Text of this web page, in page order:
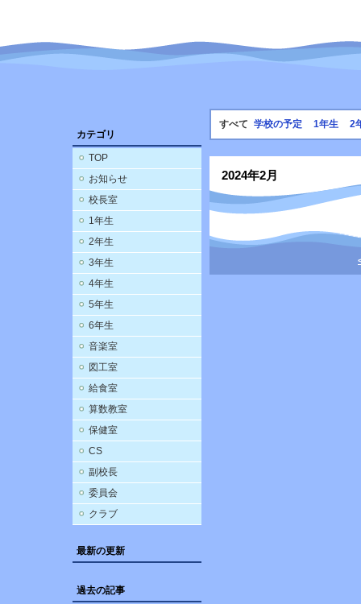
カテゴリ
TOP
お知らせ
校長室
1年生
2年生
3年生
4年生
5年生
6年生
音楽室
図工室
給食室
算数教室
保健室
CS
副校長
委員会
クラブ
最新の更新
過去の記事
すべて 学校の予定 1年生 2
2024年2月